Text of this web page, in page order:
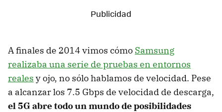
A finales de 2014 vimos cómo Samsung
realizaba una serie de pruebas en entornos
reales y ojo, no sólo hablamos de velocidad. Pese
a alcanzar los 7.5 Gbps de velocidad de descarga,
el 5G abre todo un mundo de posibilidades